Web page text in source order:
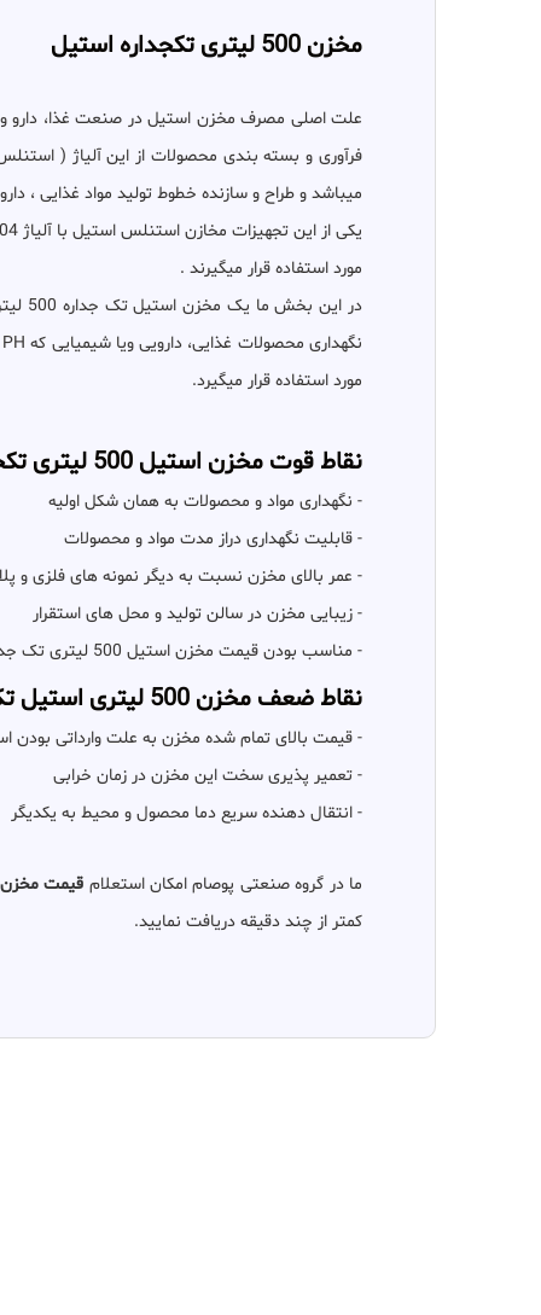
مخزن 500 لیتری تکجداره استیل
علت اصلی مصرف مخزن استیل در صنعت غذا، دارو و
فرآوری و بسته بندی محصولات از این آلیاژ (
میباشد و طراح و سازنده خطوط تولید مواد غذایی ،
مورد استفاده قرار میگیرند .
در این بخش ما یک مخزن استیل تک جداره 500 لیتری بدون میکسر را که از انواع
مورد استفاده قرار میگیرد.
نقاط قوت مخزن استیل 500 لیتری تکجداره :
- نگهداری مواد و محصولات به همان شکل اولیه
- قابلیت نگهداری دراز مدت مواد و محصولات
- عمر بالای مخزن نسبت به دیگر نمونه های فلزی و
- زیبایی مخزن در سالن تولید و محل های استقرار
- مناسب بودن قیمت مخزن استیل 500 لیتری تک جداره نسبت به مخازن استیل با ظرفیت بالاتر
نقاط ضعف مخزن 500 لیتری استیل تک جداره :
- قیمت بالای تمام شده مخزن به علت وارداتی بودن
- تعمیر پذیری سخت این مخزن در زمان خرابی
- انتقال دهنده سریع دما محصول و محیط به یکدیگر
ما در گروه صنعتی پوصام امکان استعلام قیمت
کمتر از چند دقیقه دریافت نمایید.